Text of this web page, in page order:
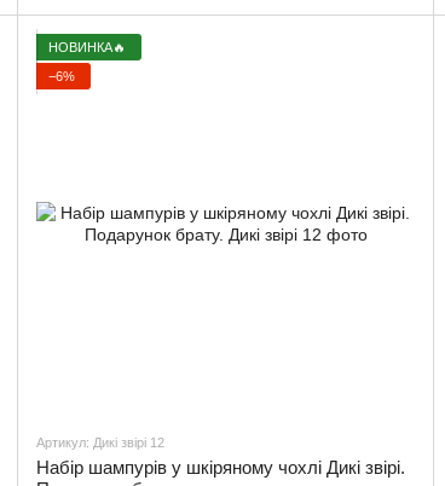
НОВИНКА🔥
−6%
Артикул: Дикі звірі 12
Набір шампурів у шкіряному чохлі Дикі звірі.